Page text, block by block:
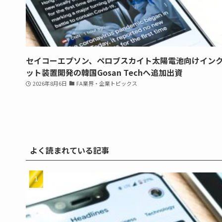
セイコーエプソン、ペロブスカイト太陽電池向けイン
ット装置開発の韓国Gosan Techへ追加出資
2026年8月6日 FA業界・企業トピックス
よく読まれている記事